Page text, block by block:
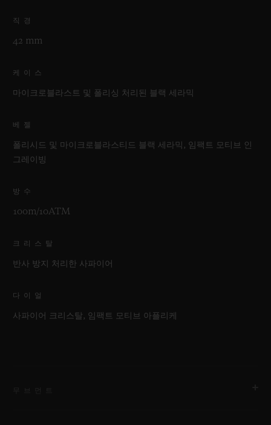
직경
42 mm
케이스
마이크로블라스트 및 폴리싱 처리된 블랙 세라믹
베젤
폴리시드 및 마이크로블라스티드 블랙 세라믹, 임팩트 모티브 인
그레이빙
방수
100m/10ATM
크리스탈
반사 방지 처리한 사파이어
다이얼
사파이어 크리스탈, 임팩트 모티브 아플리케